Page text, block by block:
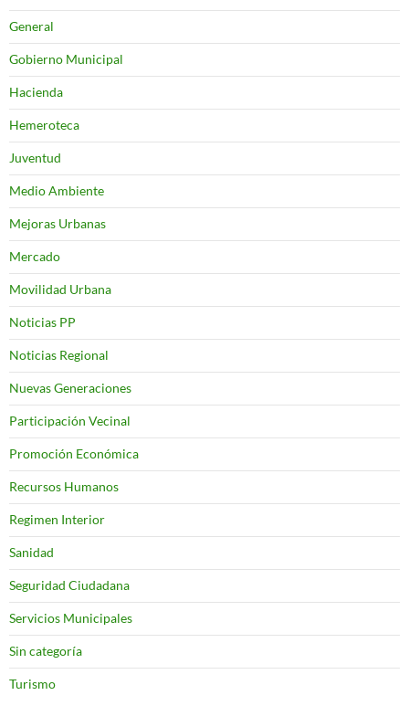
General
Gobierno Municipal
Hacienda
Hemeroteca
Juventud
Medio Ambiente
Mejoras Urbanas
Mercado
Movilidad Urbana
Noticias PP
Noticias Regional
Nuevas Generaciones
Participación Vecinal
Promoción Económica
Recursos Humanos
Regimen Interior
Sanidad
Seguridad Ciudadana
Servicios Municipales
Sin categoría
Turismo